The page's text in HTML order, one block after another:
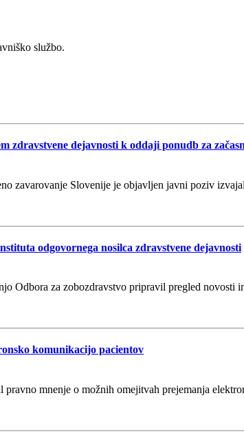
službo.
zdravstvene dejavnosti k oddaji ponudb za
zavarovanje Slovenije je objavljen javni poziv
odgovornega nosilca zdravstvene dejavnosti
Odbora za zobozdravstvo pripravil pregled
komunikacijo pacientov
pravno mnenje o možnih omejitvah prejemanja